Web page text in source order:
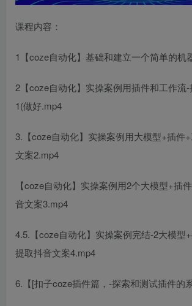
课程内容：
1【coze自动化】基础和建立一个简单的机
2【coze自动化】实操案例用插件和工作流
1(做好.mp4
3.【coze自动化】实操案例用大模型+插件
文案2.mp4
【coze自动化】实操案例用2个大模型+插
音文案3.mp4
4.5.【coze自动化】实操案例完结-2大模型
提取抖音文案4.mp4
6.【[扣子coze插件篇，-探索和测试插件的